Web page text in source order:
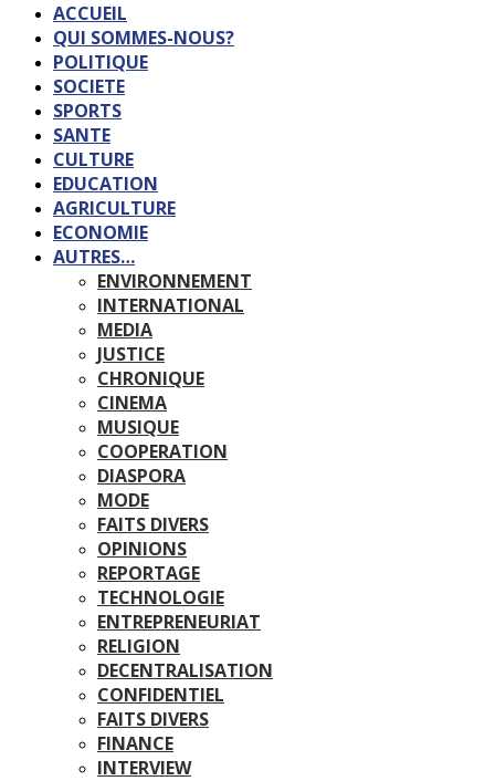
ACCUEIL
QUI SOMMES-NOUS?
POLITIQUE
SOCIETE
SPORTS
SANTE
CULTURE
EDUCATION
AGRICULTURE
ECONOMIE
AUTRES…
ENVIRONNEMENT
INTERNATIONAL
MEDIA
JUSTICE
CHRONIQUE
CINEMA
MUSIQUE
COOPERATION
DIASPORA
MODE
FAITS DIVERS
OPINIONS
REPORTAGE
TECHNOLOGIE
ENTREPRENEURIAT
RELIGION
DECENTRALISATION
CONFIDENTIEL
FAITS DIVERS
FINANCE
INTERVIEW